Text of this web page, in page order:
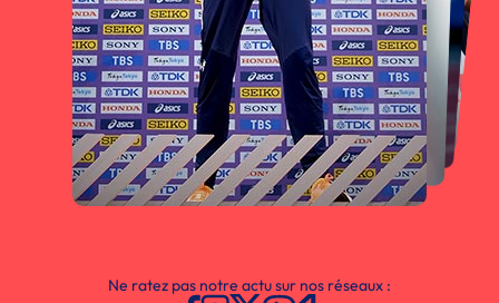
Ne ratez pas notre actu sur nos réseaux :